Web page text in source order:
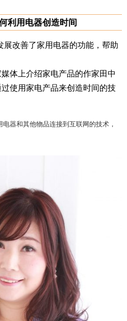
利用电器创造时间
展改善了家用电器的功能，帮助
体上介绍家电产品的作家田中
使用家电产品来创造时间的技
器和其他物品连接到互联网的技术，